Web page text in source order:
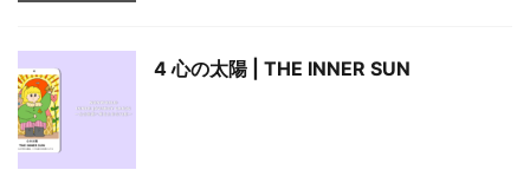
4 心の太陽 | THE INNER SUN